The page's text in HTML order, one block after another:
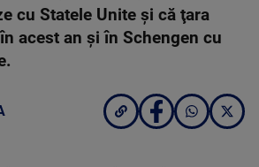
cu Statele Unite şi că ţara
acest an şi în Schengen cu